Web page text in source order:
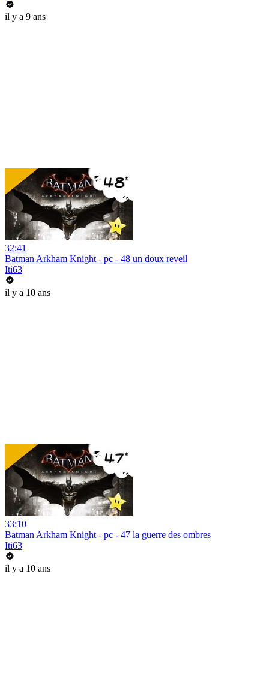
il y a 9 ans
32:41
Batman Arkham Knight - pc - 48 un doux reveil
Iti63
il y a 10 ans
33:10
Batman Arkham Knight - pc - 47 la guerre des ombres
Iti63
il y a 10 ans